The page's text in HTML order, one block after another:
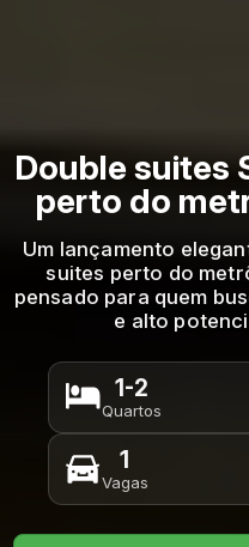
Double suites
perto do
Um lançamento
suites perto do
pensado para quem
e alto
1-2
Quartos
1
Vagas